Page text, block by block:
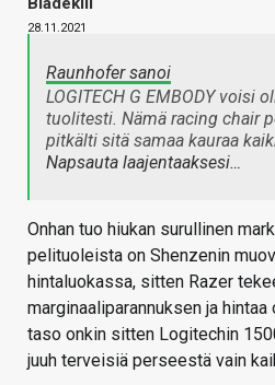
28.11.2021
Raunhofer sanoi
LOGITECH G EMBODY voisi
tuolitesti. Nämä racing chair
pitkälti sitä samaa kauraa
Napsauta laajentaaksesi…
Onhan tuo hiukan surullinen
pelituoleista on Shenzenin
hintaluokassa, sitten Razer
marginaaliparannuksen ja hintaa
taso onkin sitten Logitechin
juuh terveisiä perseestä vain